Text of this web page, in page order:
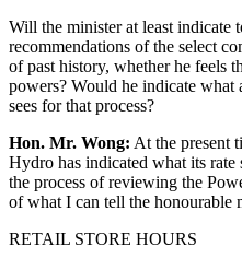
Will the minister at least indicate
recommendations of the select
of past history, whether he feels
powers? Would he indicate what
sees for that process?
Hon. Mr. Wong: At the present
Hydro has indicated what its rate
the process of reviewing the
of what I can tell the honourable
RETAIL STORE HOURS